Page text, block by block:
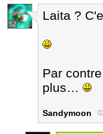
52
Laita ?
Par
plus…
Sandymoon